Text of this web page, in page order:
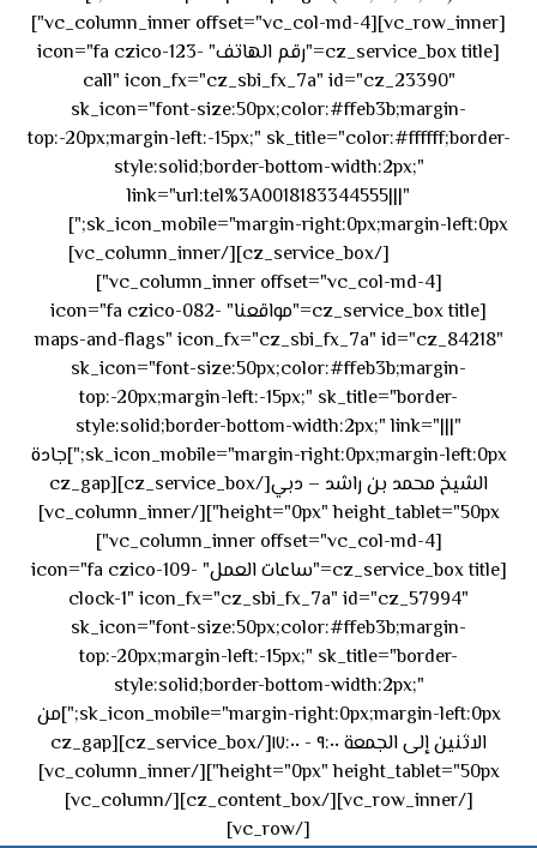
[vc_row_inner][vc_column_inner offset="vc_col-md-4"]
[cz_service_box title="رقم الهاتف" icon="fa czico-123-
call" icon_fx="cz_sbi_fx_7a" id="cz_23390"
sk_icon="font-size:50px;color:#ffeb3b;margin-
top:-20px;margin-left:-15px;" sk_title="color:#ffffff;border-
style:solid;border-bottom-width:2px;"
link="url:tel%3A0018183344555|||"
sk_icon_mobile="margin-right:0px;margin-left:0px;"]
[/cz_service_box][/vc_column_inner]
[vc_column_inner offset="vc_col-md-4"]
[cz_service_box title="مواقعنا" icon="fa czico-082-
maps-and-flags" icon_fx="cz_sbi_fx_7a" id="cz_84218"
sk_icon="font-size:50px;color:#ffeb3b;margin-
top:-20px;margin-left:-15px;" sk_title="border-
style:solid;border-bottom-width:2px;" link="|||"
sk_icon_mobile="margin-right:0px;margin-left:0px;"]جادة
الشيخ محمد بن راشد – دبي[/cz_service_box][cz_gap
height="0px" height_tablet="50px"][/vc_column_inner]
[vc_column_inner offset="vc_col-md-4"]
[cz_service_box title="ساعات العمل" icon="fa czico-109-
clock-1" icon_fx="cz_sbi_fx_7a" id="cz_57994"
sk_icon="font-size:50px;color:#ffeb3b;margin-
top:-20px;margin-left:-15px;" sk_title="border-
style:solid;border-bottom-width:2px;"
sk_icon_mobile="margin-right:0px;margin-left:0px;"]من
الاثنين إلى الجمعة ٩:٠٠ - ١٧:٠٠[/cz_service_box][cz_gap
height="0px" height_tablet="50px"][/vc_column_inner]
[/vc_row_inner][/cz_content_box][/vc_column]
[/vc_row]